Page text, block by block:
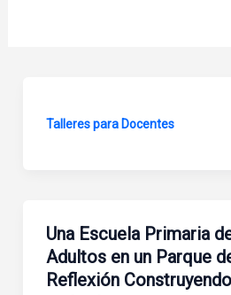
Talleres para Docentes
Una Escuela Primaria
Adultos en un Parque
Reflexión